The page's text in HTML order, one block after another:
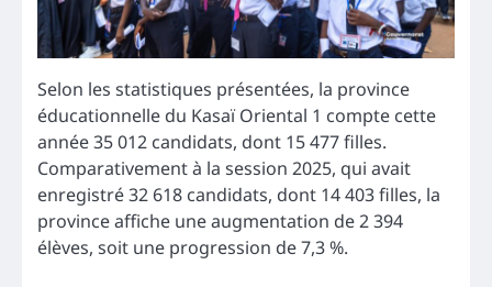
Selon les statistiques présentées, la province
éducationnelle du Kasaï Oriental 1 compte cette
année 35 012 candidats, dont 15 477 filles.
Comparativement à la session 2025, qui avait
enregistré 32 618 candidats, dont 14 403 filles, la
province affiche une augmentation de 2 394
élèves, soit une progression de 7,3 %.